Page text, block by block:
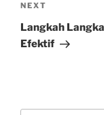
Next
Post
NEXT
Langkah
Efektif